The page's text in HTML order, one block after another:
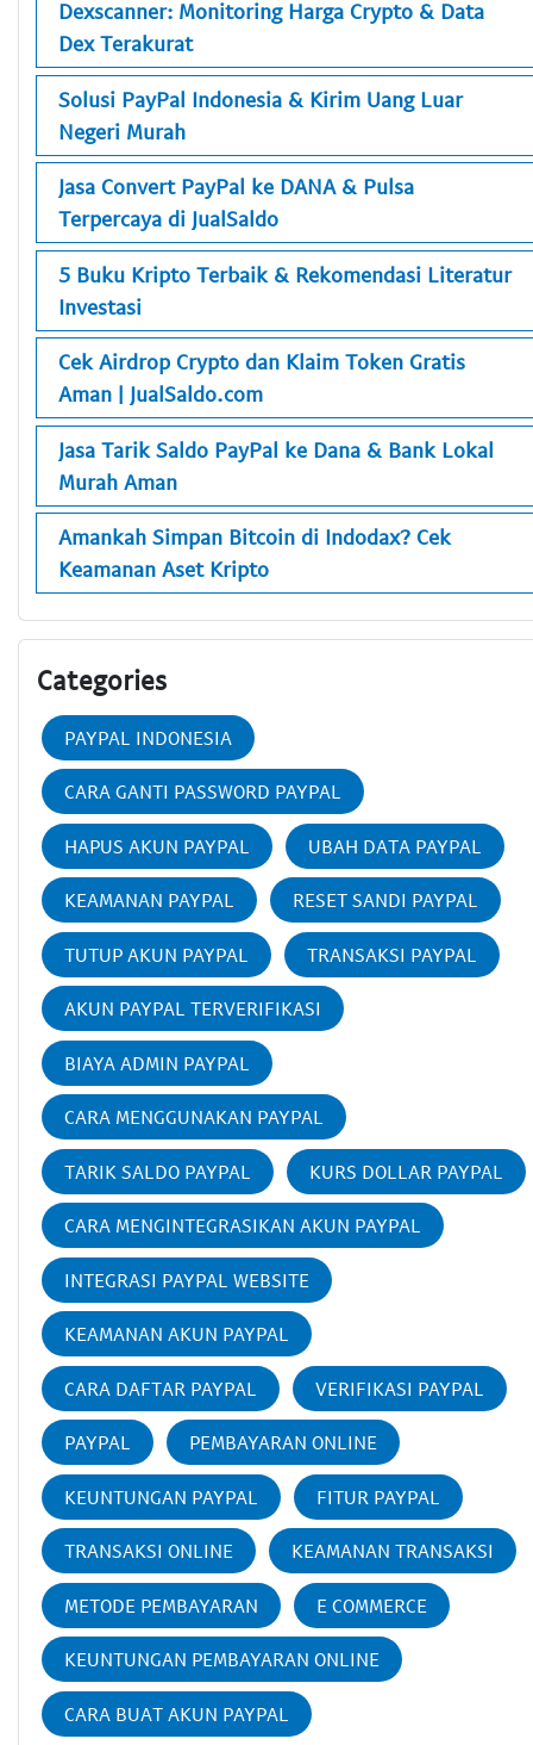
Dexscanner: Monitoring Harga Crypto & Data
Dex Terakurat
Solusi PayPal Indonesia & Kirim Uang Luar
Negeri Murah
Jasa Convert PayPal ke DANA & Pulsa
Terpercaya di JualSaldo
5 Buku Kripto Terbaik & Rekomendasi Literatur
Investasi
Cek Airdrop Crypto dan Klaim Token Gratis
Aman | JualSaldo.com
Jasa Tarik Saldo PayPal ke Dana & Bank Lokal
Murah Aman
Amankah Simpan Bitcoin di Indodax? Cek
Keamanan Aset Kripto
Categories
PAYPAL INDONESIA
CARA GANTI PASSWORD PAYPAL
HAPUS AKUN PAYPAL UBAH DATA PAYPAL
KEAMANAN PAYPAL RESET SANDI PAYPAL
TUTUP AKUN PAYPAL TRANSAKSI PAYPAL
AKUN PAYPAL TERVERIFIKASI
BIAYA ADMIN PAYPAL
CARA MENGGUNAKAN PAYPAL
TARIK SALDO PAYPAL KURS DOLLAR PAYPAL
CARA MENGINTEGRASIKAN AKUN PAYPAL
INTEGRASI PAYPAL WEBSITE
KEAMANAN AKUN PAYPAL
CARA DAFTAR PAYPAL VERIFIKASI PAYPAL
PAYPAL PEMBAYARAN ONLINE
KEUNTUNGAN PAYPAL FITUR PAYPAL
TRANSAKSI ONLINE KEAMANAN TRANSAKSI
METODE PEMBAYARAN E COMMERCE
KEUNTUNGAN PEMBAYARAN ONLINE
CARA BUAT AKUN PAYPAL